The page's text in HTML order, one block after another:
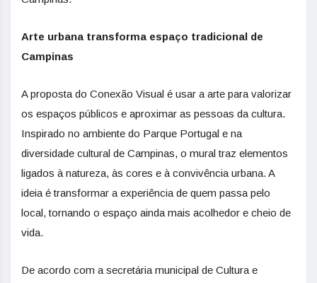
Arte urbana transforma espaço tradicional de
Campinas
A proposta do Conexão Visual é usar a arte para valorizar
os espaços públicos e aproximar as pessoas da cultura.
Inspirado no ambiente do Parque Portugal e na
diversidade cultural de Campinas, o mural traz elementos
ligados à natureza, às cores e à convivência urbana. A
ideia é transformar a experiência de quem passa pelo
local, tornando o espaço ainda mais acolhedor e cheio de
vida.
De acordo com a secretária municipal de Cultura e